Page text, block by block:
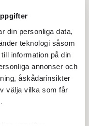
din personliga data,
teknologi såsom
information på din
annonser och
åskådarinsikter
välja vilka som får